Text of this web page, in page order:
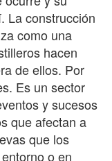
La construcción
como una
hacen
de ellos. Por
Es un sector
y sucesos
que afectan a
que los
o en